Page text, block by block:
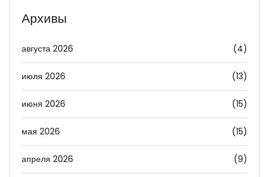
Архивы
августа 2026 (4)
июля 2026 (13)
июня 2026 (15)
мая 2026 (15)
апреля 2026 (9)